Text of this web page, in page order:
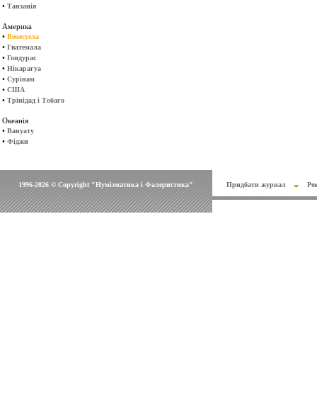
• Танзанія
Америка
• Венесуела
• Гватемала
• Гондурас
• Нікарагуа
• Сурінам
• США
• Трінідад і Тобаго
Океанія
• Вануату
• Фіджи
1996-2026 © Copyright "Нумізматика і Фалеристика" Придбати журнал